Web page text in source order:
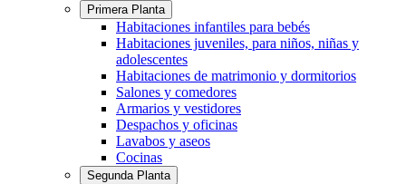
Primera Planta
Habitaciones infantiles para bebés
Habitaciones juveniles, para niños, niñas y
adolescentes
Habitaciones de matrimonio y dormitorios
Salones y comedores
Armarios y vestidores
Despachos y oficinas
Lavabos y aseos
Cocinas
Segunda Planta